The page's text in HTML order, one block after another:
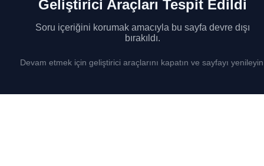
Geliştirici Araçları Tespit Edildi
Soru içeriğini korumak amacıyla bu sayfa devre dışı
bırakıldı.
Devam etmek için geliştirici araçlarını kapatın ve sayfayı